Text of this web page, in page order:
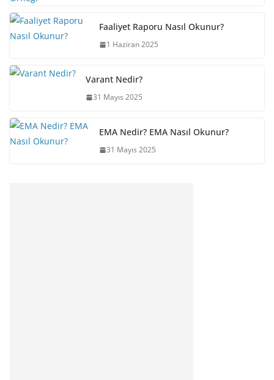
Faaliyet Raporu Nasıl Okunur?
1 Haziran 2025
Varant Nedir?
31 Mayıs 2025
EMA Nedir? EMA Nasıl Okunur?
31 Mayıs 2025